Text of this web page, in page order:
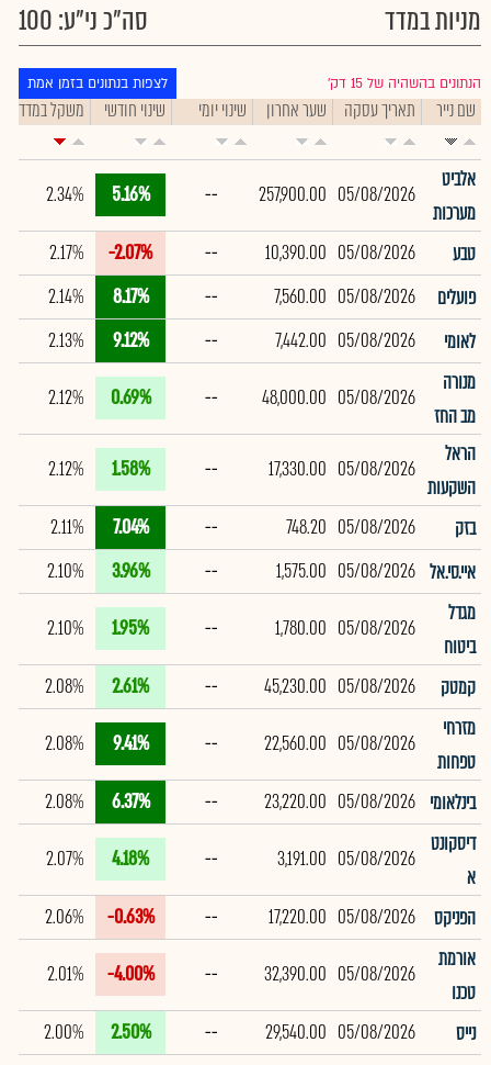
מניות במדד סה"כ ני"ע: 100
הנתונים בהשהיה של 15 דק׳ לצפות בנתונים בזמן אמת
שם נייר תאריך עסקה שער אחרון שינוי יומי שינוי חודשי משקל במדד
אלביט
מערכות
05/08/2026
257,900.00
--
5.16%
2.34%
טבע 05/08/2026
10,390.00
--
-2.07%
2.17%
פועלים
05/08/2026
7,560.00
--
8.17%
2.14%
לאומי
05/08/2026
7,442.00
--
9.12%
2.13%
מנורה
מב החז
05/08/2026
48,000.00
--
0.69%
2.12%
הראל
השקעות
05/08/2026
17,330.00
--
1.58%
2.12%
בזק 05/08/2026
748.20
--
7.04%
2.11%
איי.סי.אל 05/08/2026
1,575.00
--
3.96%
2.10%
מגדל
ביטוח
05/08/2026
1,780.00
--
1.95%
2.10%
קמטק 05/08/2026
45,230.00
--
2.61%
2.08%
מזרחי
טפחות
05/08/2026
22,560.00
--
9.41%
2.08%
בינלאומי 05/08/2026
23,220.00
--
6.37%
2.08%
דיסקונט
א
05/08/2026
3,191.00
--
4.18%
2.07%
הפניקס 05/08/2026
17,220.00
--
-0.63%
2.06%
אורמת
טכנו
05/08/2026
32,390.00
--
-4.00%
2.01%
נייס 05/08/2026
29,540.00
--
2.50%
2.00%